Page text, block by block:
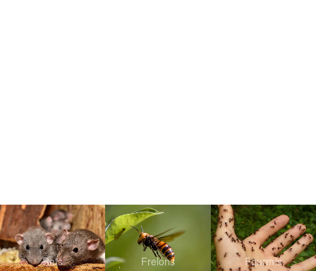
Rats Frelons Fourmis